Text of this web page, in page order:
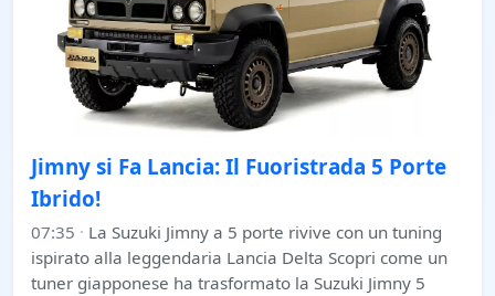
Jimny si Fa Lancia: Il Fuoristrada 5 Porte
Ibrido!
07:35 · La Suzuki Jimny a 5 porte rivive con un tuning
ispirato alla leggendaria Lancia Delta Scopri come un
tuner giapponese ha trasformato la Suzuki Jimny 5